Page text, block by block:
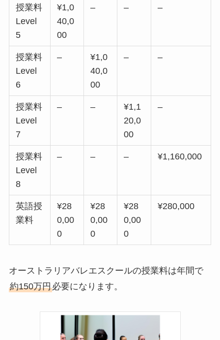
授業料
Level
5
¥1,0
40,0
00
– – –
授業料
Level
6
–
¥1,0
40,0
00
– –
授業料
Level
7
– –
¥1,1
20,0
00
–
授業料
Level
8
– – – ¥1,160,000
英語授
業料
¥28
0,00
0
¥28
0,00
0
¥28
0,00
0
¥280,000
オーストラリアバレエスクールの授業料は年間で
約150万円必要になります。